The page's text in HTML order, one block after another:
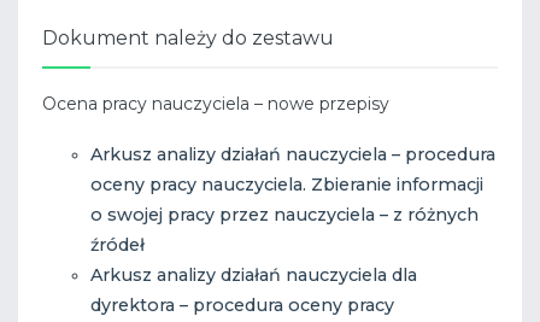
Dokument należy do zestawu
Ocena pracy nauczyciela – nowe przepisy
Arkusz analizy działań nauczyciela – procedura
oceny pracy nauczyciela. Zbieranie informacji
o swojej pracy przez nauczyciela – z różnych
źródeł
Arkusz analizy działań nauczyciela dla
dyrektora – procedura oceny pracy